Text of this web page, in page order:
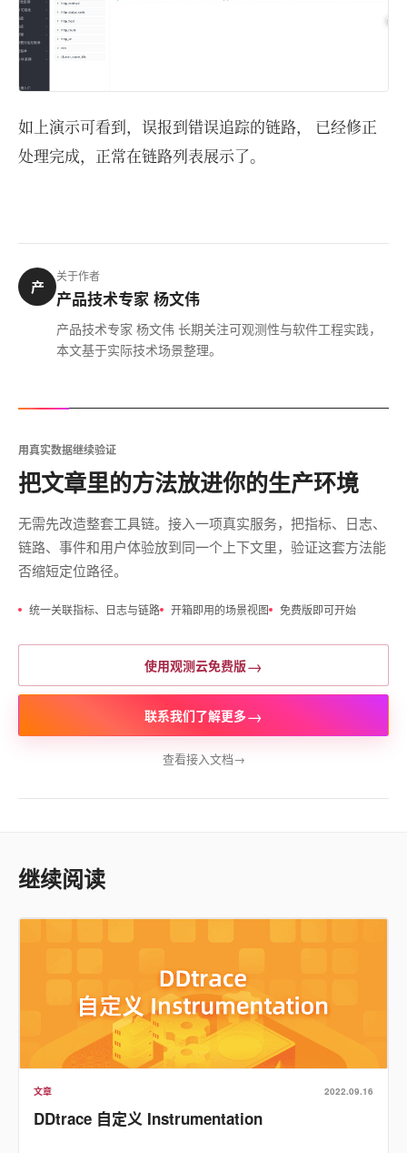
如上演示可看到，误报到错误追踪的链路， 已经修正
处理完成，正常在链路列表展示了。
产
关于作者
产品技术专家 杨文伟
产品技术专家 杨文伟 长期关注可观测性与软件工程实践，
本文基于实际技术场景整理。
用真实数据继续验证
把文章里的方法放进你的生产环境
无需先改造整套工具链。接入一项真实服务，把指标、日志、
链路、事件和用户体验放到同一个上下文里，验证这套方法能
否缩短定位路径。
统一关联指标、日志与链路 开箱即用的场景视图 免费版即可开始
使用观测云免费版→
联系我们了解更多→
查看接入文档→
继续阅读
文章 2022.09.16
DDtrace 自定义 Instrumentation